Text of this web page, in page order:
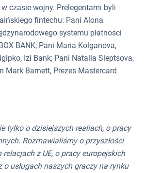
czasie wojny. Prelegentami byli
fintechu: Pani Alona
systemu płatności
BANK; Pani Maria Kolganova,
Izi Bank; Pani Natalia Sleptsova,
Mark Barnett, Prezes Mastercard
tylko o dzisiejszych realiach, o pracy
Rozmawialiśmy o przyszłości
z UE, o pracy europejskich
o usługach naszych graczy na rynku